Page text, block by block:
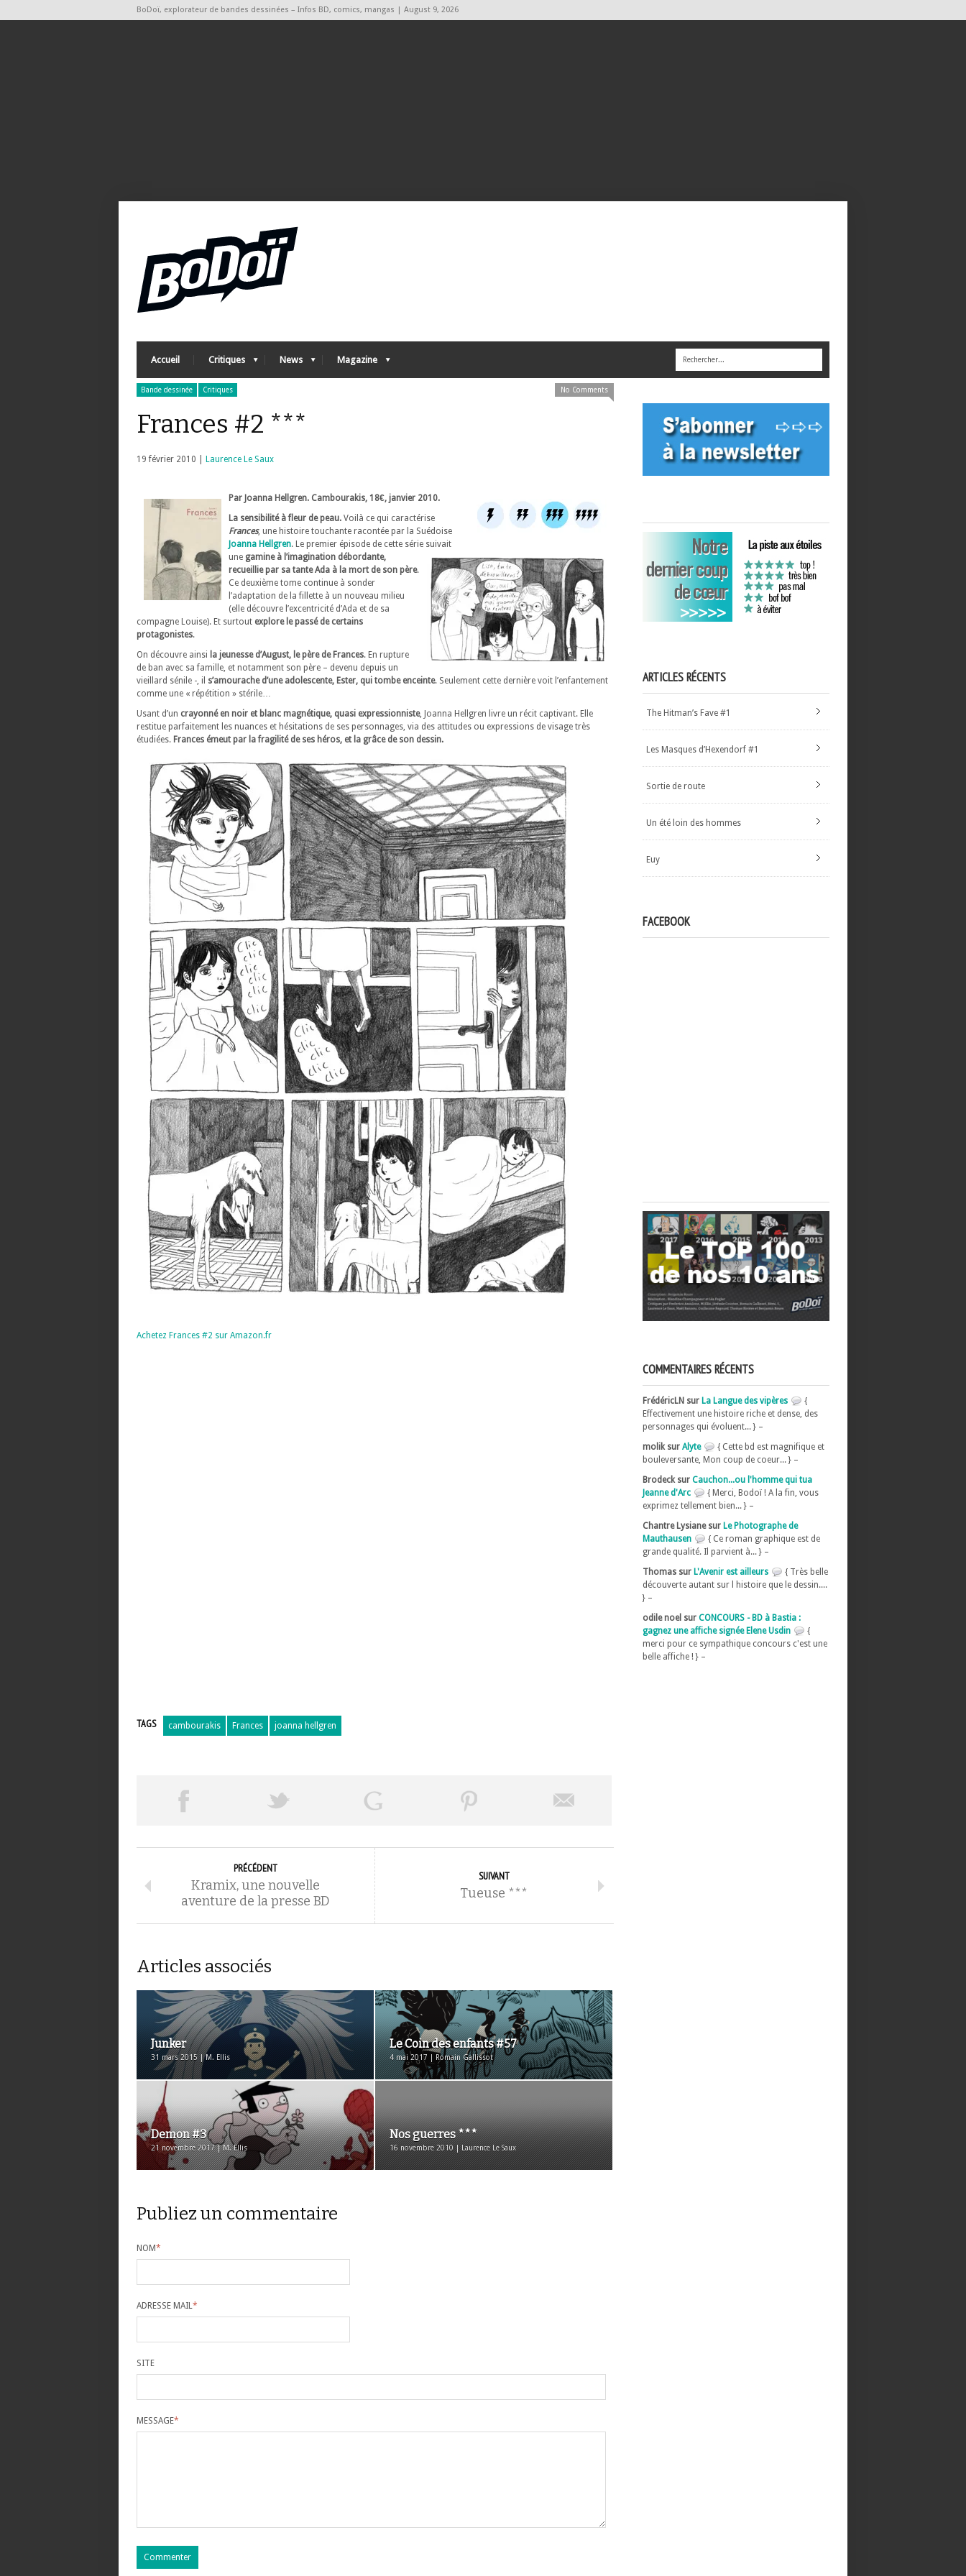
BoDoï, explorateur de bandes dessinées – Infos BD, comics, mangas | August 9, 2026
Accueil Critiques News Magazine
Bande dessinée Critiques No Comments
Frances #2 ***
19 février 2010 | Laurence Le Saux
Par Joanna Hellgren. Cambourakis, 18€, janvier 2010.
La sensibilité à fleur de peau. Voilà ce qui caractérise
Frances, une histoire touchante racontée par la Suédoise
Joanna Hellgren. Le premier épisode de cette série suivait
une gamine à l’imagination débordante,
recueillie par sa tante Ada à la mort de son père.
Ce deuxième tome continue à sonder
l’adaptation de la fillette à un nouveau milieu
(elle découvre l’excentricité d’Ada et de sa
compagne Louise). Et surtout explore le passé de certains
protagonistes.
On découvre ainsi la jeunesse d’August, le père de Frances. En rupture
de ban avec sa famille, et notamment son père – devenu depuis un
vieillard sénile -, il s’amourache d’une adolescente, Ester, qui tombe enceinte. Seulement cette dernière voit l’enfantement
comme une « répétition » stérile…
Usant d’un crayonné en noir et blanc magnétique, quasi expressionniste, Joanna Hellgren livre un récit captivant. Elle
restitue parfaitement les nuances et hésitations de ses personnages, via des attitudes ou expressions de visage très
étudiées. Frances émeut par la fragilité de ses héros, et la grâce de son dessin.
Achetez Frances #2 sur Amazon.fr
TAGS cambourakis Frances joanna hellgren
PRÉCÉDENT
Kramix, une nouvelle
aventure de la presse BD
SUIVANT
Tueuse ***
Articles associés
Junker
31 mars 2015 | M. Ellis
Le Coin des enfants #57
4 mai 2017 | Romain Gallissot
Demon #3
21 novembre 2017 | M. Ellis
Nos guerres ***
16 novembre 2010 | Laurence Le Saux
Publiez un commentaire
NOM*
ADRESSE MAIL*
SITE
MESSAGE*
ARTICLES RÉCENTS
The Hitman’s Fave #1
Les Masques d’Hexendorf #1
Sortie de route
Un été loin des hommes
Euy
FACEBOOK
COMMENTAIRES RÉCENTS
FrédéricLN sur La Langue des vipères
{
Effectivement une histoire riche et dense, des
personnages qui évoluent... } –
molik sur Alyte
{ Cette bd est magnifique et
bouleversante, Mon coup de coeur... } –
Brodeck sur Cauchon...ou l'homme qui tua
Jeanne d'Arc
{ Merci, Bodoï ! A la fin, vous
exprimez tellement bien... } –
Chantre Lysiane sur Le Photographe de
Mauthausen
{ Ce roman graphique est de
grande qualité. Il parvient à... } –
Thomas sur L'Avenir est ailleurs
{ Très belle
découverte autant sur l histoire que le dessin....
} –
odile noel sur CONCOURS - BD à Bastia :
gagnez une affiche signée Elene Usdin
{
merci pour ce sympathique concours c'est une
belle affiche ! } –